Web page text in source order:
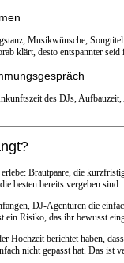
Musikwünsche,
klärt, desto entspannter seid
des DJs,
Brautpaare, die
besten bereits vergeben sind.
DJ-Agenturen die
ein Risiko, das ihr bewusst
Hochzeit berichtet haben,
nicht gepasst hat. Das ist